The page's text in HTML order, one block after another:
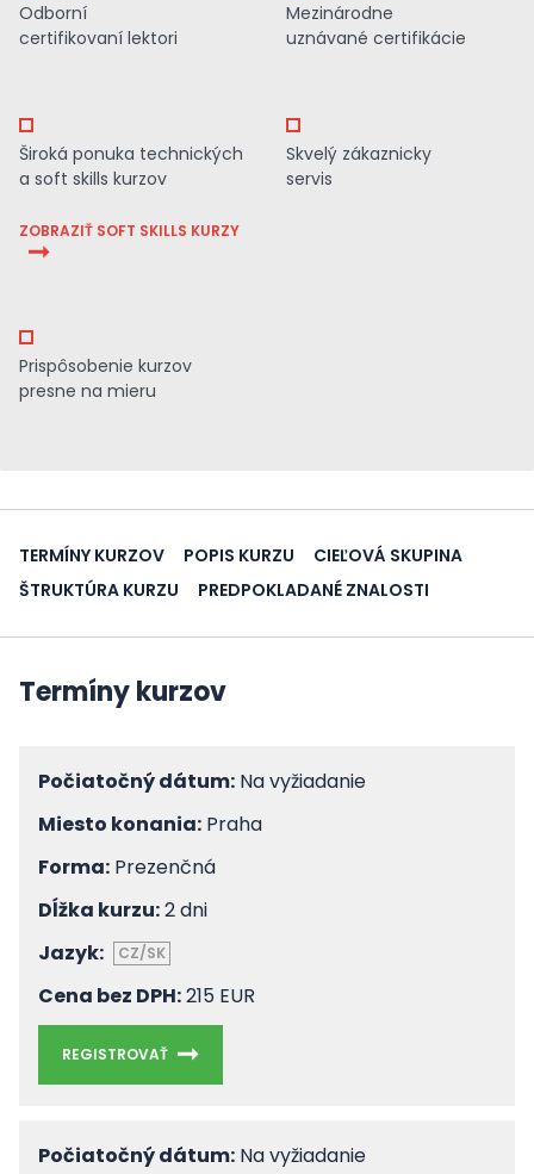
Odborní
certifikovaní lektori
Mezinárodne
uznávané certifikácie
Široká ponuka technických
a soft skills kurzov
ZOBRAZIŤ SOFT SKILLS KURZY
Skvelý zákaznicky
servis
Prispôsobenie kurzov
presne na mieru
TERMÍNY KURZOV POPIS KURZU
CIEĽOVÁ SKUPINA
ŠTRUKTÚRA KURZU
PREDPOKLADANÉ ZNALOSTI
Termíny kurzov
Počiatočný dátum: Na vyžiadanie
Miesto konania: Praha
Forma: Prezenčná
Dĺžka kurzu:2 dni
Jazyk:
CZ/SK
Cena bez DPH:215 EUR
REGISTROVAŤ
Počiatočný dátum: Na vyžiadanie